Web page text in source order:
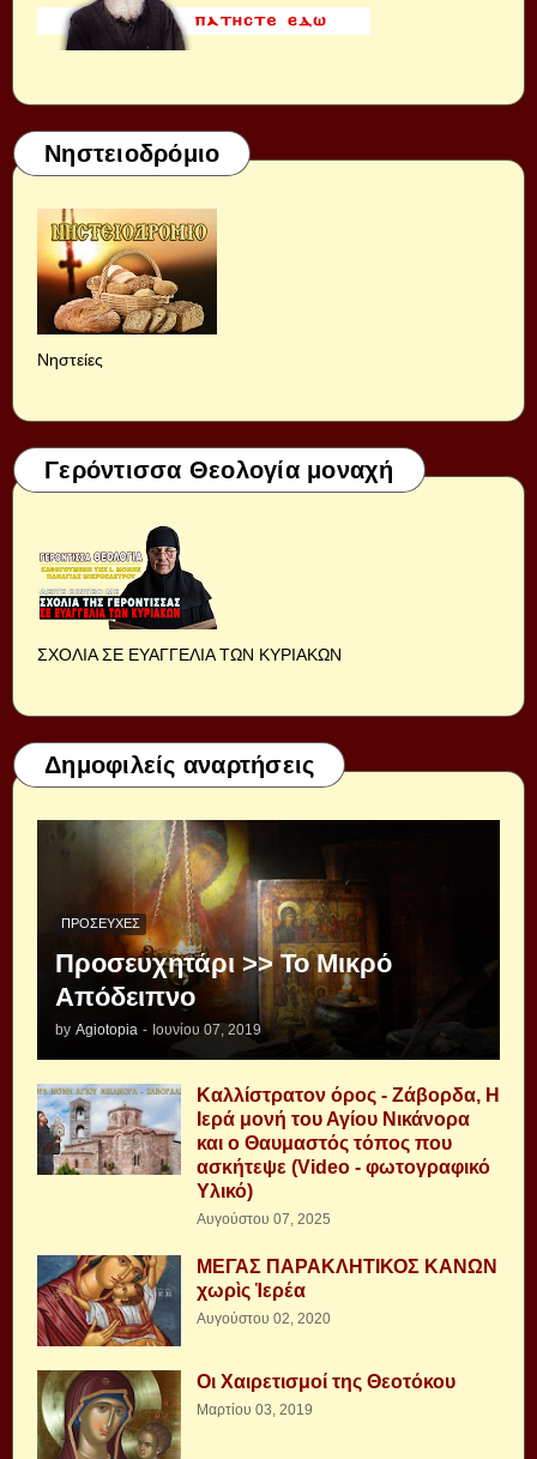
Νηστειοδρόμιο
Νηστείες
Γερόντισσα Θεολογία μοναχή
ΣΧΟΛΙΑ ΣΕ ΕΥΑΓΓΕΛΙΑ ΤΩΝ ΚΥΡΙΑΚΩΝ
Δημοφιλείς αναρτήσεις
ΠΡΟΣΕΥΧΈΣ
Προσευχητάρι >> Το Μικρό
Απόδειπνο
by Agiotopia - Ιουνίου 07, 2019
Καλλίστρατον όρος - Ζάβορδα, Η
Ιερά μονή του Αγίου Νικάνορα
και ο Θαυμαστός τόπος που
ασκήτεψε (Video - φωτογραφικό
Υλικό)
Αυγούστου 07, 2025
ΜΕΓΑΣ ΠΑΡΑΚΛΗΤΙΚΟΣ ΚΑΝΩΝ
χωρὶς Ἱερέα
Αυγούστου 02, 2020
Οι Χαιρετισμοί της Θεοτόκου
Μαρτίου 03, 2019